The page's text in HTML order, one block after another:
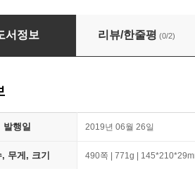
이 사는법
서정보 리뷰/한줄평 (0/2)
발행일 2019년 06월 26일
, 무게, 크기 490쪽 | 771g |